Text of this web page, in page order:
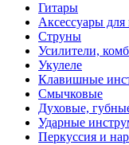
Гитары
Аксессуары для
Струны
Усилители,
Укулеле
Клавишные
Смычковые
Духовые,
Ударные
Перкуссия и